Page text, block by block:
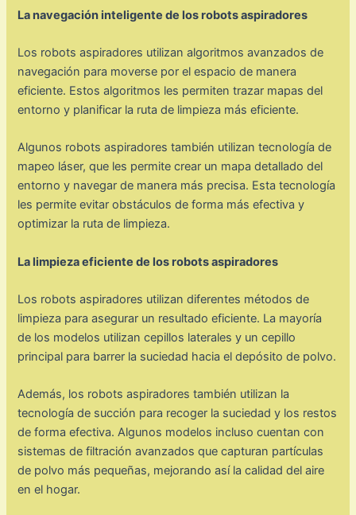
La navegación inteligente de los robots aspiradores
Los robots aspiradores utilizan algoritmos avanzados de
navegación para moverse por el espacio de manera
eficiente. Estos algoritmos les permiten trazar mapas del
entorno y planificar la ruta de limpieza más eficiente.
Algunos robots aspiradores también utilizan tecnología de
mapeo láser, que les permite crear un mapa detallado del
entorno y navegar de manera más precisa. Esta tecnología
les permite evitar obstáculos de forma más efectiva y
optimizar la ruta de limpieza.
La limpieza eficiente de los robots aspiradores
Los robots aspiradores utilizan diferentes métodos de
limpieza para asegurar un resultado eficiente. La mayoría
de los modelos utilizan cepillos laterales y un cepillo
principal para barrer la suciedad hacia el depósito de polvo.
Además, los robots aspiradores también utilizan la
tecnología de succión para recoger la suciedad y los restos
de forma efectiva. Algunos modelos incluso cuentan con
sistemas de filtración avanzados que capturan partículas
de polvo más pequeñas, mejorando así la calidad del aire
en el hogar.